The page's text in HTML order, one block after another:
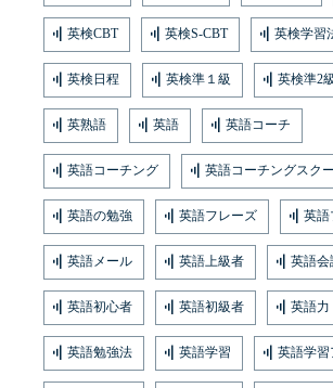
英検CBT 英検S-CBT 英検学習
英検日程 英検準１級 英検準2
英熟語 英語 英語コーチ
英語コーチング 英語コーチングスク
英語の勉強 英語フレーズ 英語
英語メール 英語上級者 英語会
英語初心者 英語初級者 英語力
英語勉強法 英語学習 英語学習